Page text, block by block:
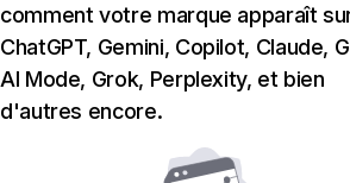
comment votre marque apparaît
ChatGPT, Gemini, Copilot, Claude,
AI Mode, Grok, Perplexity, et bien
d'autres encore.